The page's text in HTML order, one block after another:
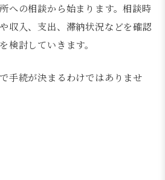
への相談から始まります。相談時
収入、支出、滞納状況などを確認
検討していきます。
手続が決まるわけではありませ